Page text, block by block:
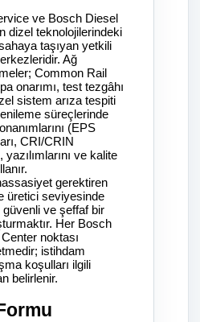
ve Bosch Diesel
dizel teknolojilerindeki
taşıyan yetkili
Ağ
Common Rail
onarımı, test tezgâhı
sistem arıza tespiti
süreçlerinde
(EPS
CRI/CRIN
ve kalite
gerektiren
üretici seviyesinde
ve şeffaf bir
Her Bosch
noktası
istihdam
koşulları ilgili
belirlenir.